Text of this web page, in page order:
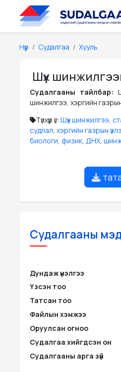
Нүүр Судалгаа Хууль
Шүүх
Судалгааны тайлбар:
шинжилгээ, хэргийн
Түлхүүр үг: Шүүх шинжилгээ,
судлал, хэргийн газрын
биологи, физик, ДНХ,
Судалгааны
Дундаж үнэлгээ
Үзсэн тоо
Татсан тоо
Файлын хэмжээ
Оруулсан огноо
Судалгаа хийгдсэн он
Судалгааны арга зүй